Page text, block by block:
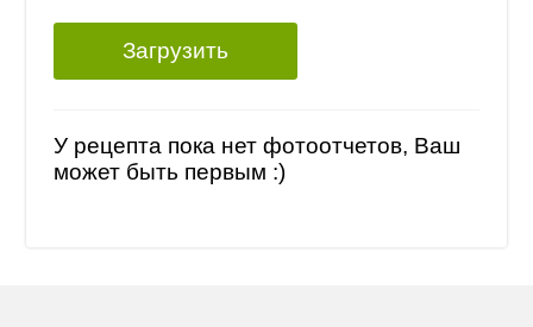
Загрузить
У рецепта пока нет фотоотчетов, Ваш
может быть первым :)